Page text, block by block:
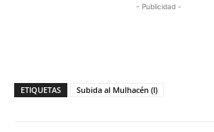
- Publicidad -
ETIQUETAS Subida al Mulhacén (I)